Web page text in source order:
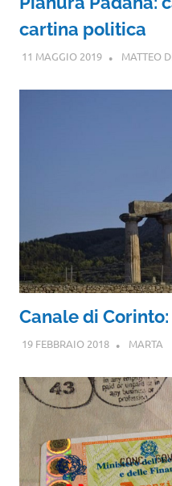
cartina politica
11 MAGGIO 2019 MATTEO
Canale di
19 FEBBRAIO 2018 MARTA